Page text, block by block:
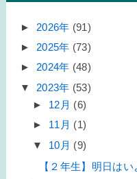
► 2026年 (91)
► 2025年 (73)
► 2024年 (48)
▼ 2023年 (53)
► 12月 (6)
► 11月 (1)
▼ 10月 (9)
【２年生】明日は